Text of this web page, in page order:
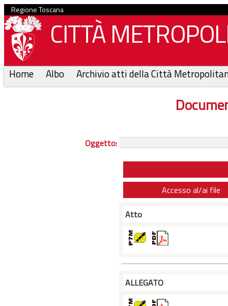
Regione Toscana
CITTÀ
Home Albo Archivio atti della Città
Oggetto:
Accesso al/ai file
Atto
ALLEGATO